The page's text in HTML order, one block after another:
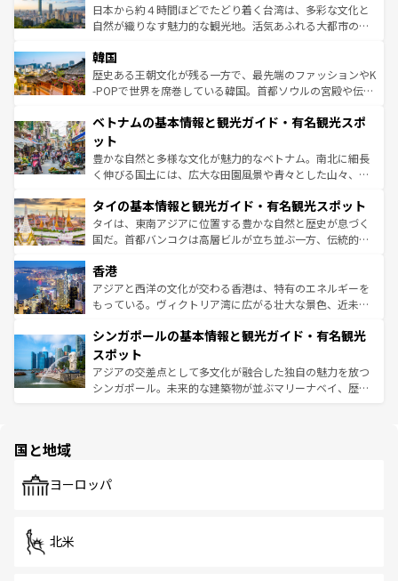
ク、伝統的なフラダンスなど、すべてがハワイの魅力を彩
っている。訪れるたびに新しい発見と感動が待っているハ
はコンテンツ一覧
ク）、タスマニアの美しい原生林やケアンズの熱帯雨林な
ど、見どころがたくさん。また、カフェやワイン、オージ
いる。アクティビティも充実しており、サーフィンやダイ
ビング、ハイキングなど、アウトドア好きにはたまらな
い。オーストラリアの多彩な魅力を存分に味わいつくそ
参照してほしい。
日本から約４時間ほどでたどり着く台湾は、多彩な文化と
自然が織りなす魅力的な観光地。活気あふれる大都市の台
ン）、静ひつな山岳地帯である台湾東部など、都市の喧騒
と山間の静けさが共存しており、訪れる人に新しい発見と
驚きをもたらしてくれる。また、奥深い台湾の食文化も魅
容にもいいと評判のスイーツなど、バラエティ豊かな料理
照してほしい。
韓国
歴史ある王朝文化が残る一方で、最先端のファッションやK
-POPで世界を席巻している韓国。首都ソウルの宮殿や伝統
き、地方に足を延ばせば四季折々の自然美を楽しむことが
できる。そして、キムチや焼肉、絶品のストリートフード
まで、さまざまな韓国料理が待っている。夜には、韓国な
らではのナイトライフも堪能できる。あたたかいホスピタ
わってみてほしい。 なお、新着の韓国情報はコンテンツ一
覧 を参照してほしい。
ベトナムの基本情報と観光ガイド・有名観光スポ
ット
豊かな自然と多様な文化が魅力的なベトナム。南北に細長
く伸びる国土には、広大な田園風景や青々とした山々、世
急速な発展と共に伝統が息づく。ハノイの古い町並みやホ
ーチミン市のフランス統治時代の建物も、独特の雰囲気を
醸し出している。また、バラエティの豊かさとおいしさで
とつ。フォーやバインミー、ベトナムコーヒーなどは、ぜ
ひ現地で味わいたい。どの地域を訪れてもあたたかい人々
が旅行者を迎えてくれるので、きっと忘れられない旅にな
参照してほしい。
タイの基本情報と観光ガイド・有名観光スポット
タイは、東南アジアに位置する豊かな自然と歴史が息づく
国だ。首都バンコクは高層ビルが立ち並ぶ一方、伝統的な
の活気が交差している。北部ではチェンマイなどの山岳地
帯で自然と触れ合い、南部ではプーケットやクラビの美し
いビーチでリゾート気分を楽しむことができる。タイ料理
激する。気候は一年中温暖で、どの季節にも異なる楽しみ
が待っている。親しみやすいタイの人々、仏教を中心とし
た文化、そして多様な観光資源が、訪れる旅人を魅了し続
ける。 なお、新着のタイ情報はコンテンツ一覧を参照して
香港
アジアと西洋の文化が交わる香港は、特有のエネルギーを
もっている。ヴィクトリア湾に広がる壮大な景色、近未来
み、どこを訪れても感動するはず。観光スポットが密集し
ており、効率よく見どころを回れるのも魅力。息をのむよ
うな絶景から文化的な体験まで、香港を存分に楽しみ尽く
そう。 なお、新着の香港情報はコンテンツ一覧を参照して
シンガポールの基本情報と観光ガイド・有名観光
スポット
アジアの交差点として多文化が融合した独自の魅力を放つ
シンガポール。未来的な建築物が並ぶマリーナベイ、歴史
で、ホーカーズは地元の風情を楽しめる外せないスポット
国と地域
ヨーロッパ
北米